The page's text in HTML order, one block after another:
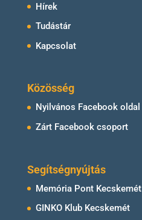
Hírek
Tudástár
Kapcsolat
Közösség
Nyilvános Facebook oldal
Zárt Facebook csoport
Segítségnyújtás
Memória Pont Kecskemét
GINKO Klub Kecskemét